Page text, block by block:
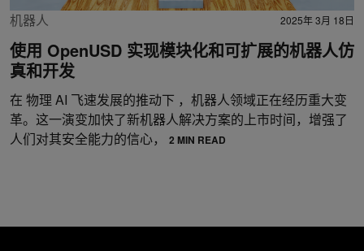
机器人 2025年 3月 18日
使用 OpenUSD 实现模块化和可扩展的机器人仿
真和开发
在 物理 AI 飞速发展的推动下 ，机器人领域正在经历重大变
革。这一演变加快了新机器人解决方案的上市时间，增强了
人们对其安全能力的信心，
2 MIN READ